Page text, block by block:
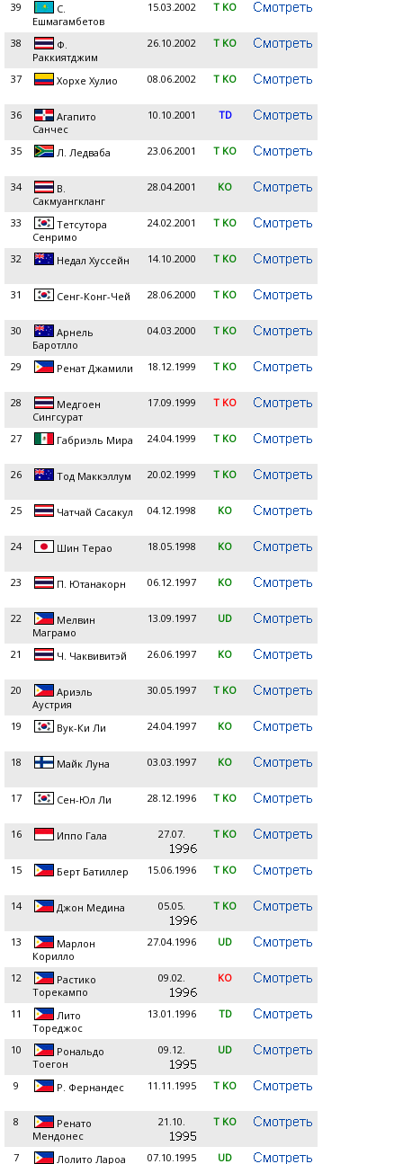
39
С.
Ешмагамбетов
15.03.2002 T KO
38
Ф.
Раккиятджим
26.10.2002 T KO
37 Хорхе Хулио 08.06.2002 T KO
36
Агапито
Санчес
10.10.2001 TD
35 Л. Ледваба 23.06.2001 T KO
34
В.
Сакмуангкланг
28.04.2001 KO
33
Тетсутора
Сенримо
24.02.2001 T KO
32 Недал Хуссейн 14.10.2000 T KO
31 Сенг-Конг-Чей 28.06.2000 T KO
30
Арнель
Баротлло
04.03.2000 T KO
29 Ренат Джамили 18.12.1999 T KO
28
Медгоен
Сингсурат
17.09.1999 T KO
27 Габриэль Мира 24.04.1999 T KO
26 Тод Маккэллум 20.02.1999 T KO
25 Чатчай Сасакул 04.12.1998 KO
24 Шин Терао 18.05.1998 KO
23 П. Ютанакорн 06.12.1997 KO
22
Мелвин
Маграмо
13.09.1997 UD
21 Ч. Чаквивитэй 26.06.1997 KO
20
Ариэль
Аустрия
30.05.1997 T KO
19 Вук-Ки Ли 24.04.1997 KO
18 Майк Луна 03.03.1997 KO
17 Сен-Юл Ли 28.12.1996 T KO
16 Иппо Гала 27.07. T KO
15 Берт Батиллер 15.06.1996 T KO
14 Джон Медина 05.05. T KO
13
Марлон
Корилло
27.04.1996 UD
12
Растико
Торекампо
09.02. KO
11
Лито
Тореджос
13.01.1996 TD
10
Рональдо
Тоегон
09.12. UD
9 Р. Фернандес 11.11.1995 T KO
8
Ренато
Мендонес
21.10. T KO
7 Лолито Лароа 07.10.1995 UD